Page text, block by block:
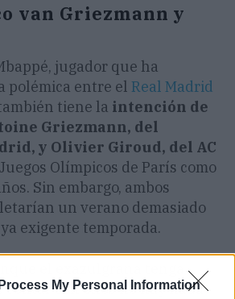
My Personal Information
van Griezmann y
jugador que ha
polémica entre el Real Madrid
tiene la intención de
Griezmann, del
y Olivier Giroud, del AC
Olímpicos de París como
Sin embargo, ambos
un verano demasiado
exigente temporada.
contar con ellos no hay nada